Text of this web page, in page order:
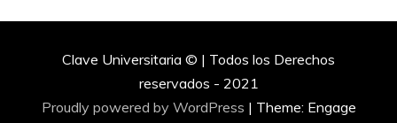
Clave Universitaria © | Todos los Derechos
reservados - 2021
Proudly powered by WordPress | Theme: Engage